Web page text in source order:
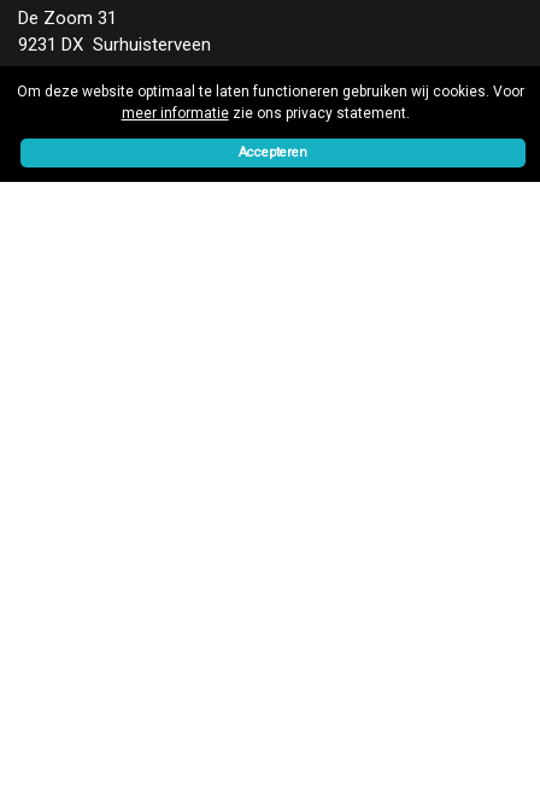
Om deze website optimaal te laten functioneren gebruiken wij cookies. Voor
meer informatiezie ons privacy statement.
Accepteren
De Zoom 31
9231 DX Surhuisterveen
0512 35 65 15
surhuisterveen@fit-now.nl
Volg ons op: